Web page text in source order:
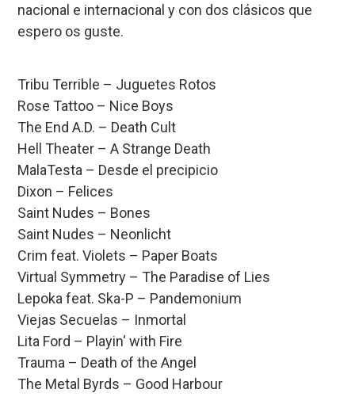
nacional e internacional y con dos clásicos que
espero os guste.
Tribu Terrible – Juguetes Rotos
Rose Tattoo – Nice Boys
The End A.D. – Death Cult
Hell Theater – A Strange Death
MalaTesta – Desde el precipicio
Dixon – Felices
Saint Nudes – Bones
Saint Nudes – Neonlicht
Crim feat. Violets – Paper Boats
Virtual Symmetry – The Paradise of Lies
Lepoka feat. Ska-P – Pandemonium
Viejas Secuelas – Inmortal
Lita Ford – Playin‘ with Fire
Trauma – Death of the Angel
The Metal Byrds – Good Harbour